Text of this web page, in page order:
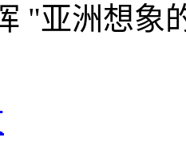
"亚洲想象